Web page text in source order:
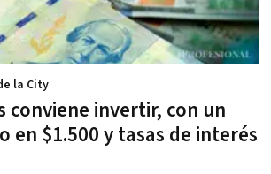
conviene invertir, con un
en $1.500 y tasas de interés
la City